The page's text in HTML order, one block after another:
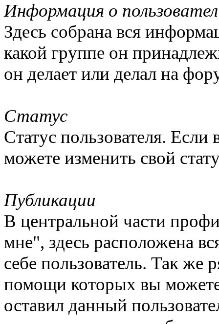
Информация о
Здесь собрана вся
какой группе он
он делает или делал на
Статус
Статус пользователя.
можете изменить свой
Публикации
В центральной части
мне", здесь расположена
себе пользователь. Так же
помощи которых вы
оставил данный